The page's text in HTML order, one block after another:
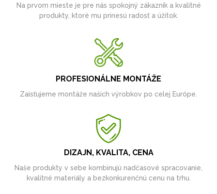
Na prvom mieste je pre nás spokojný zákazník a kvalitné
produkty, ktoré mu prinesú radosť a úžitok.
PROFESIONÁLNE MONTÁŽE
Zaisťujeme montáže našich výrobkov po celej Európe.
DIZAJN, KVALITA, CENA
Naše produkty v sebe kombinujú nadčasové spracovanie,
kvalitné materiály a bezkonkurenčnú cenu na trhu.